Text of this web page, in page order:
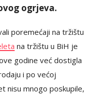
ogrjeva.
poremećaji na tržištu
na tržištu u BiH je
godine već dostigla
i po većoj
nisu mnogo poskupile,